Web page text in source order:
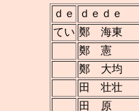
ｄｅ ｄｅｄｅ
てい 鄭 海東
鄭 憲
鄭 大均
田 壮壮
田 原